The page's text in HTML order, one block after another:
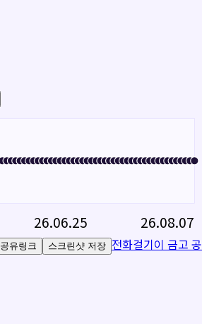
26.06.25 26.08.07
공유링크 스크린샷 저장 전화걸기이 금고 공